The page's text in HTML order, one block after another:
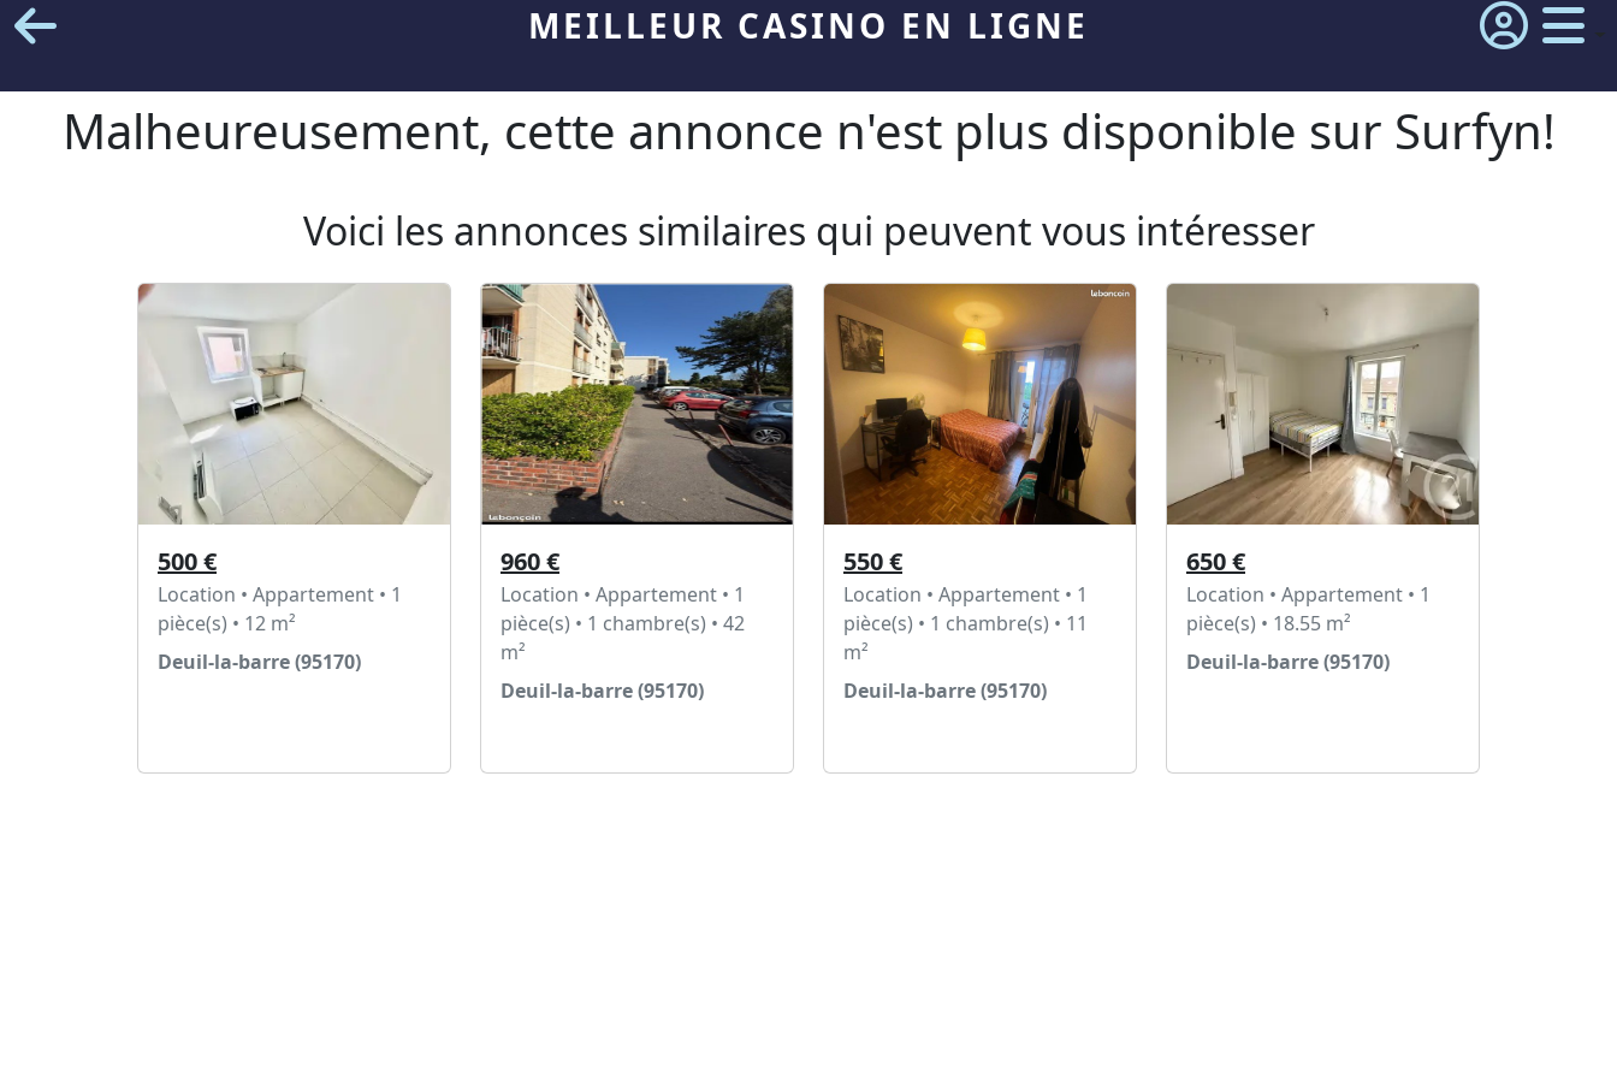
MEILLEUR CASINO EN LIGNE
Malheureusement, cette annonce n'est plus disponible sur Surfyn!
Voici les annonces similaires qui peuvent vous intéresser
500 €
Location • Appartement • 1
pièce(s) • 12 m²
Deuil-la-barre (95170)
960 €
Location • Appartement • 1
pièce(s) • 1 chambre(s) • 42
m²
Deuil-la-barre (95170)
550 €
Location • Appartement • 1
pièce(s) • 1 chambre(s) • 11
m²
Deuil-la-barre (95170)
650 €
Location • Appartement • 1
pièce(s) • 18.55 m²
Deuil-la-barre (95170)